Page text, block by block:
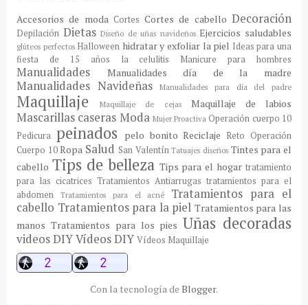
Accesorios de moda Cortes Cortes de cabello Decoración
Depilación Dietas Diseño de uñas navideños Ejercicios saludables
glúteos perfectos Halloween hidratar y exfoliar la piel Ideas para una
fiesta de 15 años
la celulitis Manicure para hombres
Manualidades Manualidades día de la madre
Manualidades Navideñas Manualidades para día del padre
Maquillaje Maquillaje de cejas Maquillaje de labios
Mascarillas caseras Moda Mujer Proactiva Operación cuerpo 10
Pedicura peinados pelo bonito Reciclaje Reto Operación
Cuerpo 10 Ropa Salud San Valentín Tatuajes diseños Tintes para el
cabello Tips de belleza Tips para el hogar tratamiento
para las cicatrices Tratamientos Antiarrugas tratamientos para el
abdomen
Tratamientos para el acné
Tratamientos para el
cabello Tratamientos para la piel Tratamientos para las
manos Tratamientos para los pies Uñas decoradas
videos DIYVídeos DIY Vídeos Maquillaje
Con la tecnología de Blogger.